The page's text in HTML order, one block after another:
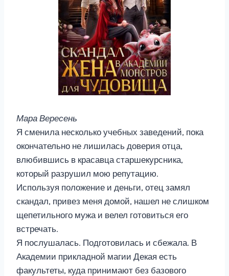
Мара Вересень
Я сменила несколько учебных заведений, пока
окончательно не лишилась доверия отца,
влюбившись в красавца старшекурсника,
который разрушил мою репутацию.
Используя положение и деньги, отец замял
скандал, привез меня домой, нашел не слишком
щепетильного мужа и велел готовиться его
встречать.
Я послушалась. Подготовилась и сбежала. В
Академии прикладной магии Декая есть
факультеты, куда принимают без базового